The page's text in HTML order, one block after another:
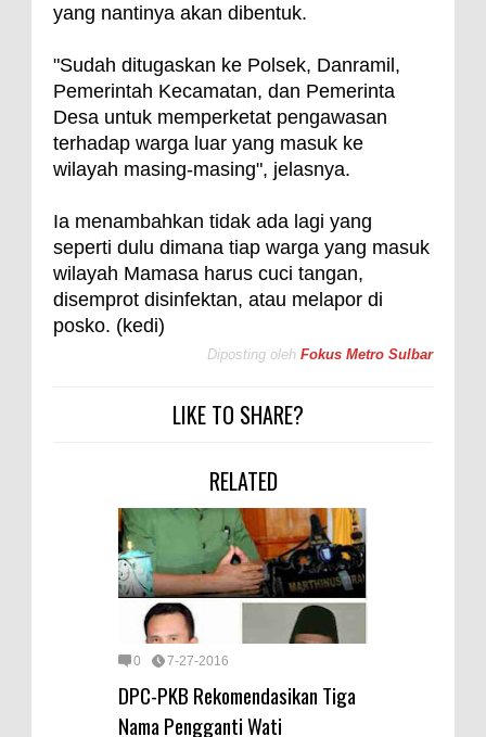
yang nantinya akan dibentuk.
"Sudah ditugaskan ke Polsek, Danramil,
Pemerintah Kecamatan, dan Pemerinta
Desa untuk memperketat pengawasan
terhadap warga luar yang masuk ke
wilayah masing-masing", jelasnya.
Ia menambahkan tidak ada lagi yang
seperti dulu dimana tiap warga yang masuk
wilayah Mamasa harus cuci tangan,
disemprot disinfektan, atau melapor di
posko. (kedi)
Diposting oleh Fokus Metro Sulbar
LIKE TO SHARE?
RELATED
0 7-27-2016
DPC-PKB Rekomendasikan Tiga
Nama Pengganti Wati